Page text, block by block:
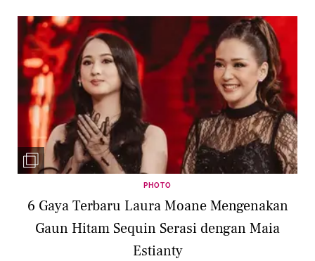
PHOTO
6 Gaya Terbaru Laura Moane Mengenakan
Gaun Hitam Sequin Serasi dengan Maia
Estianty